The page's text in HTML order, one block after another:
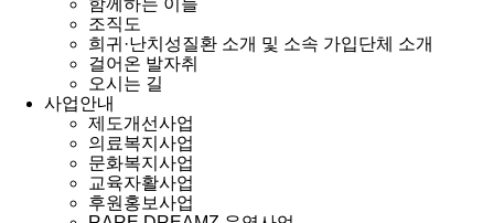
조직도
희귀·난치성질환 소개 및 소속 가입단체 소개
걸어온 발자취
오시는 길
사업안내
제도개선사업
의료복지사업
문화복지사업
교육자활사업
후원홍보사업